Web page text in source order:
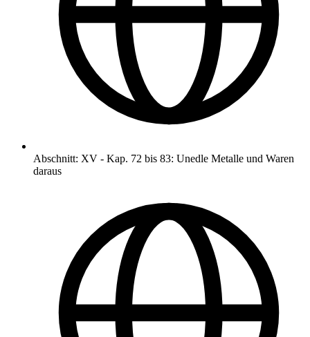
Abschnitt: XV - Kap. 72 bis 83: Unedle Metalle und Waren
daraus